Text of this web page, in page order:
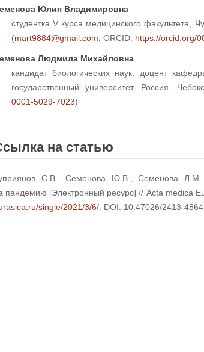
Юлия Владимировна
студентка V курса медицинского факультета,
(mart9884@gmail.com; ORCID: https://orcid.org/
Людмила Михайловна
кандидат биологических наук, доцент
государственный университет, Россия,
0001-5029-7023)
на статью
С.В., Семенова Ю.В., Семенова Л.М.
пандемию [Электронный ресурс] // Acta medica
single/2021/3/6/ . DOI: 10.47026/2413-